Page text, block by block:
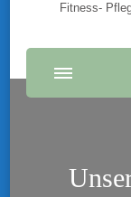
Fitness-